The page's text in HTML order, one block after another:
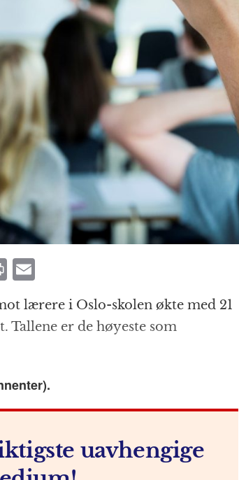
P
ri
n
t
ai
l
lærere i Oslo-skolen økte med 21
Tallene er de høyeste som
uavhengige